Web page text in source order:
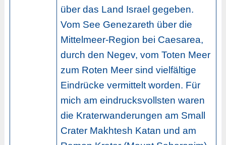
über das Land Israel gegeben.
Vom See Genezareth über die
Mittelmeer-Region bei Caesarea,
durch den Negev, vom Toten Meer
zum Roten Meer sind vielfältige
Eindrücke vermittelt worden. Für
mich am eindrucksvollsten waren
die Kraterwanderungen am Small
Crater Makhtesh Katan und am